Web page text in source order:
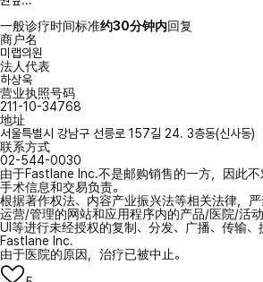
一般诊疗时间标准约30分钟内回复
商户名
미랩의원
法人代表
하상욱
营业执照号码
211-10-34768
地址
서울특별시 강남구 선릉로 157길 24. 3층동(신사동)
联系方式
02-544-0030
由于Fastlane Inc.不是邮购销售的一方，因此
手术信息和交易负责。
根据著作权法、内容产业振兴法等相关法律，
运营/管理的网站和应用程序内的产品/医院/活动
UI等进行未经授权的复制、分发、广播、传输、
Fastlane Inc.
由于医院的原因，治疗已被中止。